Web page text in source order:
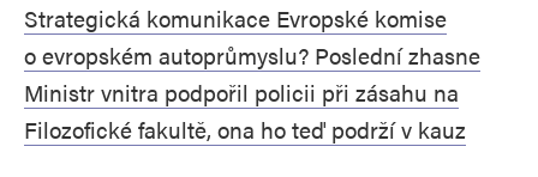
Strategická komunikace Evropské komise
o evropském autoprůmyslu? Poslední zhasne
Ministr vnitra podpořil policii při zásahu na
Filozofické fakultě, ona ho teď podrží v kauz